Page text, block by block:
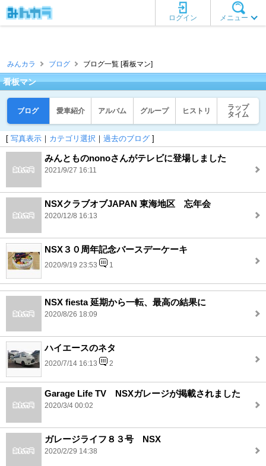
メニュー
ログイン
みんカラ ブログ ブログ一覧 [看板マン]
看板マン
ブログ 愛車紹介 アルバム グループ ヒストリ
ラップ
タイム
[ 写真表示 ｜ カテゴリ選択 ｜ 過去のブログ ]
みんとものnonoさんがテレビに登場しました
2021/9/27 16:11
NSXクラブオブJAPAN 東海地区 忘年会
2020/12/8 16:13
NSX３０周年記念バースデーケーキ
2020/9/19 23:53 1
NSX fiesta 延期から一転、最高の結果に
2020/8/26 18:09
ハイエースのネタ
2020/7/14 16:13 2
Garage Life TV NSXガレージが掲載されました
2020/3/4 00:02
ガレージライフ８３号 NSX
2020/2/29 14:38